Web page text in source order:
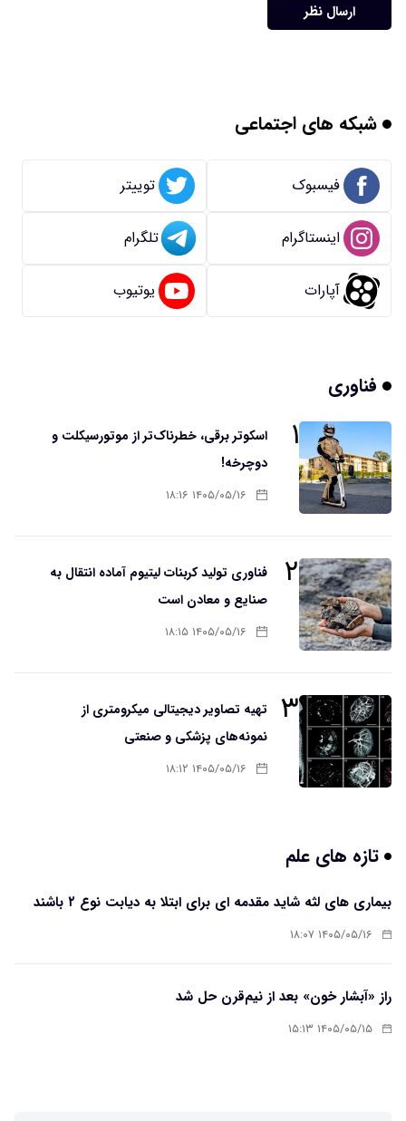
ارسال نظر
شبکه های اجتماعی
فیسبوک توییتر
اینستاگرام تلگرام
آپارات یوتیوب
فناوری
۱
اسکوتر برقی، خطرناک‌تر از موتورسیکلت و
دوچرخه!
۱۴۰۵/۰۵/۱۶ ۱۸:۱۶
۲
فناوری تولید کربنات لیتیوم آماده انتقال به
صنایع و معادن است
۱۴۰۵/۰۵/۱۶ ۱۸:۱۵
۳
تهیه تصاویر دیجیتالی میکرومتری از
نمونه‌های پزشکی و صنعتی
۱۴۰۵/۰۵/۱۶ ۱۸:۱۲
تازه های علم
بیماری های لثه شاید مقدمه ای برای ابتلا به دیابت نوع ۲ باشند
۱۴۰۵/۰۵/۱۶ ۱۸:۰۷
راز «آبشار خون» بعد از نیم‌قرن حل شد
۱۴۰۵/۰۵/۱۵ ۱۵:۱۳